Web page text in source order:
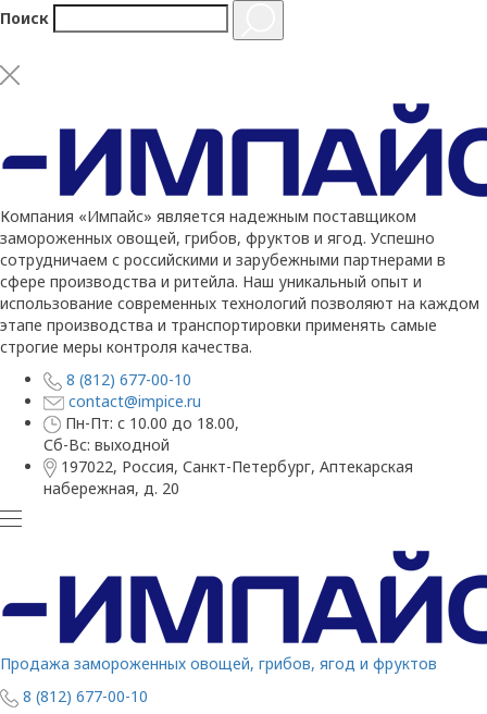
Поиск
Компания «Импайс» является надежным поставщиком
замороженных овощей, грибов, фруктов и ягод. Успешно
сотрудничаем с российскими и зарубежными партнерами в
сфере производства и ритейла. Наш уникальный опыт и
использование современных технологий позволяют на каждом
этапе производства и транспортировки применять самые
строгие меры контроля качества.
8 (812) 677-00-10
contact@impice.ru
Пн-Пт: с 10.00 до 18.00,
Сб-Вс: выходной
197022, Россия, Санкт-Петербург, Аптекарская
набережная, д. 20
Продажа замороженных овощей, грибов, ягод и фруктов
8 (812) 677-00-10